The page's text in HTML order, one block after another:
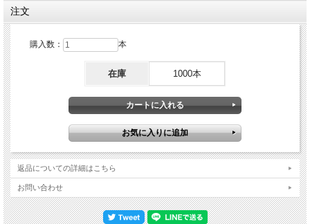
注文
購入数： 本
在庫 1000本
返品についての詳細はこちら
お問い合わせ